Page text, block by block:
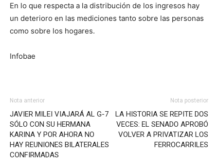
En lo que respecta a la distribución de los ingresos hay
un deterioro en las mediciones tanto sobre las personas
como sobre los hogares.
Infobae
Nota anterior
JAVIER MILEI VIAJARÁ AL G-7
SÓLO CON SU HERMANA
KARINA Y POR AHORA NO
HAY REUNIONES BILATERALES
CONFIRMADAS
Nota posterior
LA HISTORIA SE REPITE DOS
VECES: EL SENADO APROBÓ
VOLVER A PRIVATIZAR LOS
FERROCARRILES